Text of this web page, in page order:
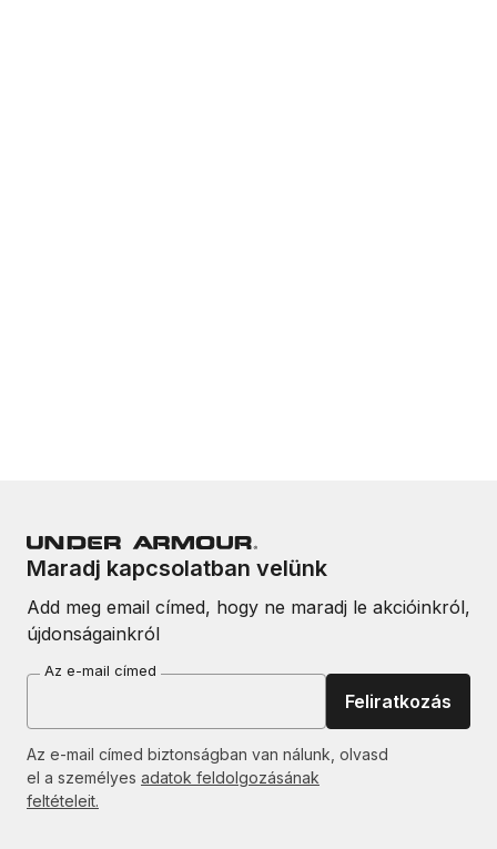
Maradj kapcsolatban velünk
Add meg email címed, hogy ne maradj le akcióinkról,
újdonságainkról
Az e-mail címed
Feliratkozás
Az e-mail címed biztonságban van nálunk, olvasd
el a személyes adatok feldolgozásának
feltételeit.